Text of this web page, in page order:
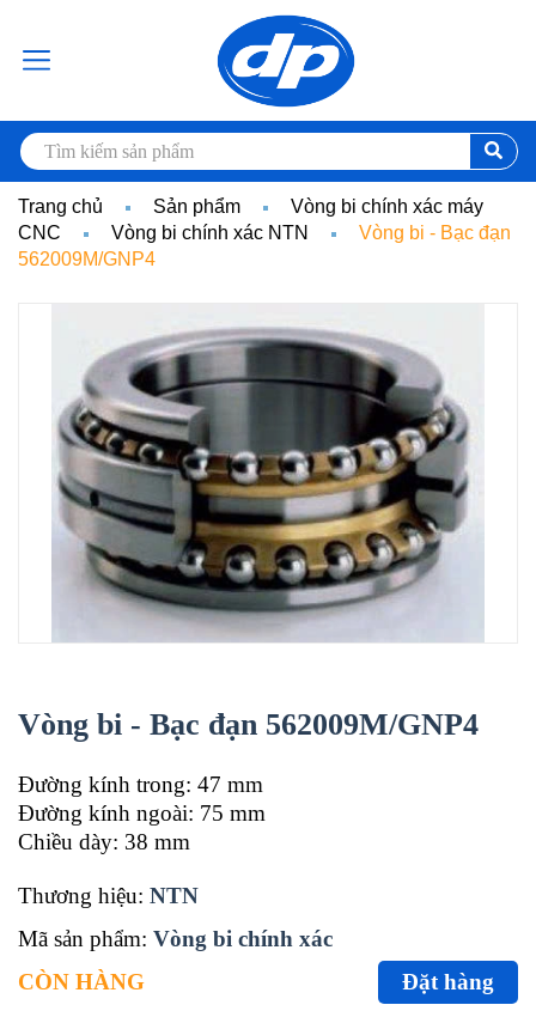
Trang chủ Sản phẩm
Vòng bi chính xác máy
CNC
Vòng bi chính xác NTN
Vòng bi - Bạc đạn
562009M/GNP4
Vòng bi - Bạc đạn 562009M/GNP4
Đường kính trong: 47 mm
Đường kính ngoài: 75 mm
Chiều dày: 38 mm
Thương hiệu: NTN
Mã sản phẩm: Vòng bi chính xác
CÒN HÀNG
Đặt hàng